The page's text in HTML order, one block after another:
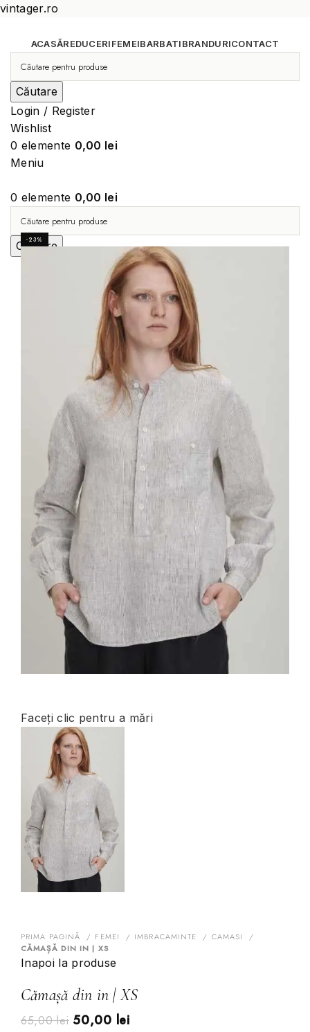
vintager.ro
ACASĂREDUCERIFEMEIBARBATIBRANDURICONTACT
Căutare
Login / Register
Wishlist
0 elemente 0,00 lei
Meniu
0 elemente 0,00 lei
Căutare
-23%
Faceți clic pentru a mări
PRIMA PAGINĂ FEMEI IMBRACAMINTE
CAMASI
CĂMAȘĂ DIN IN | XS
Inapoi la produse
Cămașă din in | XS
65,00lei 50,00 lei